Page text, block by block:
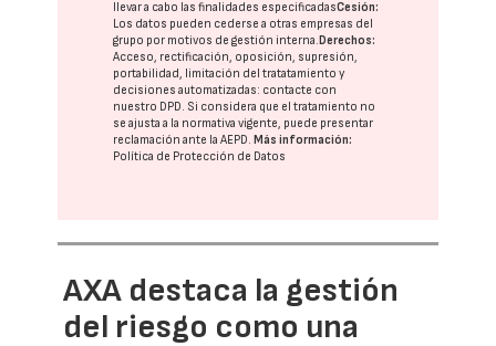
llevar a cabo las finalidades especificadasCesión:
Los datos pueden cederse a otras empresas del
grupo por motivos de gestión interna.Derechos:
Acceso, rectificación, oposición, supresión,
portabilidad, limitación del tratatamiento y
decisiones automatizadas: contacte con
nuestro DPD. Si considera que el tratamiento no
se ajusta a la normativa vigente, puede presentar
reclamación ante laAEPD.Más información:
Política de Protección de Datos
AXA destaca la gestión
del riesgo como una